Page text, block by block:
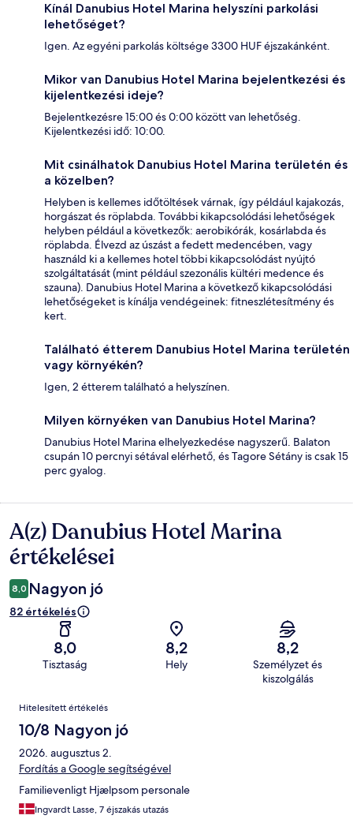
Kínál Danubius Hotel Marina helyszíni parkolási
lehetőséget?
Igen. Az egyéni parkolás költsége 3300 HUF éjszakánként.
Mikor van Danubius Hotel Marina bejelentkezési és
kijelentkezési ideje?
Bejelentkezésre 15:00 és 0:00 között van lehetőség.
Kijelentkezési idő: 10:00.
Mit csinálhatok Danubius Hotel Marina területén és
a közelben?
Helyben is kellemes időtöltések várnak, így például kajakozás,
horgászat és röplabda. További kikapcsolódási lehetőségek
helyben például a következők: aerobikórák, kosárlabda és
röplabda. Élvezd az úszást a fedett medencében, vagy
használd ki a kellemes hotel többi kikapcsolódást nyújtó
szolgáltatását (mint például szezonális kültéri medence és
szauna). Danubius Hotel Marina a következő kikapcsolódási
lehetőségeket is kínálja vendégeinek: fitneszlétesítmény és
kert.
Található étterem Danubius Hotel Marina területén
vagy környékén?
Igen, 2 étterem található a helyszínen.
Milyen környéken van Danubius Hotel Marina?
Danubius Hotel Marina elhelyezkedése nagyszerű. Balaton
csupán 10 percnyi sétával elérhető, és Tagore Sétány is csak 15
perc gyalog.
Értékelések
A(z) Danubius Hotel Marina
értékelései
8,0 Nagyon jó
82 értékelés
8,0
Tisztaság
8,2
Hely
8,2
Személyzet és
kiszolgálás
Értékelések
Hitelesített értékelés
10/8 Nagyon jó
2026. augusztus 2.
Fordítás a Google segítségével
Familievenligt Hjælpsom personale
Ingvardt Lasse, 7 éjszakás utazás